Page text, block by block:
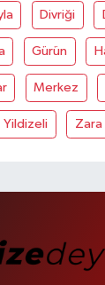
Divriği
Gürün
Merkez
Yildizeli Zara